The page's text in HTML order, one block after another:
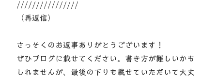
////////////////
（再返信）
さっそくのお返事ありがとうございます！
ぜひブログに載せてください。書き方が難しいかも
しれませんが、最後の下りも載せていただいて大丈